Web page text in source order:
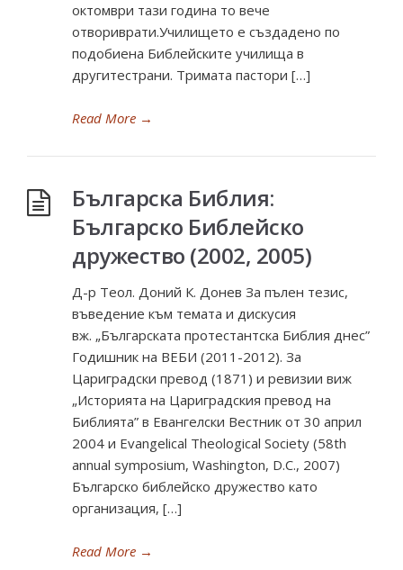
октомври тази година то вече
отвориврати.Училището е създадено по
подобиена Библейските училища в
другитестрани. Тримата пастори […]
Read More →
Българска Библия:
Българско Библейско
дружество (2002, 2005)
Д-р Теол. Доний К. Донев За пълен тезис,
въведение към темата и дискусия
вж. „Българската протестантска Библия днес”
Годишник на ВЕБИ (2011-2012). За
Цариградски превод (1871) и ревизии виж
„Историята на Цариградския превод на
Библията” в Евангелски Вестник от 30 април
2004 и Evangelical Theological Society (58th
annual symposium, Washington, D.C., 2007)
Българско библейско дружество като
организация, […]
Read More →